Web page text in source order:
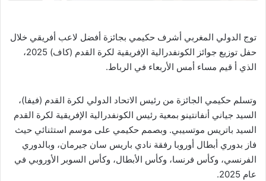
توج الدولي المغربي أشرف حكيمي بجائزة أفضل لاعب أفريقي خلال
حفل توزيع جوائز الكونفدرالية الإفريقية لكرة القدم (كاف) 2025،
الذي أ قيم مساء أمس الأربعاء في الرباط.
وتسلم حكيمي الجائزة من رئيس الاتحاد الدولي لكرة القدم (فيفا)،
السيد جياني أنفانتينو بمعية رئيس الكونفدرالية الإفريقية لكرة القدم
السيد باتريس موتسيبي. وبصمم حكيمي على موسم استثنائي حيث
فاز بدوري أبطال أوروبا رفقة نادي باريس سان جيرمان، وبالدوري
الفرنسي، وكأس فرنسا، وكأس الأبطال، وكأس السوبر الأوروبي في
عام 2025.